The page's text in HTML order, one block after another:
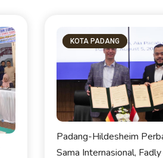
KOTA PADANG
Padang-Hildesheim
Sama Internasional,
KOTA PADANG